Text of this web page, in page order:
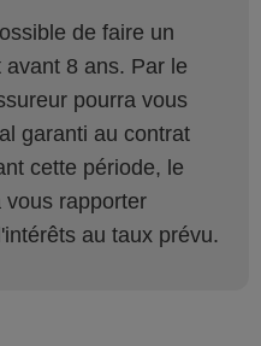
de faire un
8 ans. Par le
pourra vous
garanti au contrat
cette période, le
vous rapporter
au taux prévu.